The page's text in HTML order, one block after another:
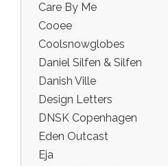
Care By Me
Cooee
Coolsnowglobes
Daniel Silfen & Silfen
Danish Ville
Design Letters
DNSK Copenhagen
Eden Outcast
Eja